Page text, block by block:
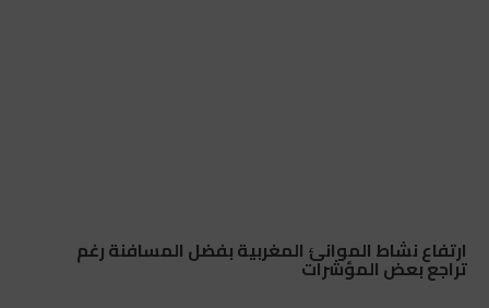
ارتفاع نشاط الموانئ المغربية بفضل المسافنة رغم
تراجع بعض المؤشرات